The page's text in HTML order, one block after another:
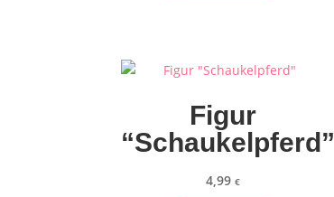
Figur
“Schaukelpferd”
4,99 €